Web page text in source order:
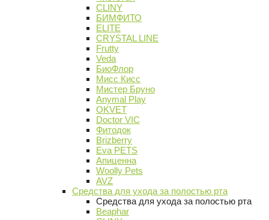
CLINY
БИМФИТО
ELITE
CRYSTAL LINE
Frutty
Veda
БиоФлор
Мисс Кисс
Мистер Бруно
Anymal Play
OKVET
Doctor VIC
Фитодок
Brizberry
Eva PETS
Апиценна
Woolly Pets
AVZ
Средства для ухода за полостью рта
Средства для ухода за полостью рта
Beaphar